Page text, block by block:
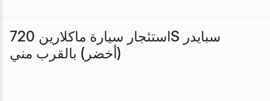
استئجار سيارة ماكلارين 720S سبايدر
(أخضر) بالقرب مني